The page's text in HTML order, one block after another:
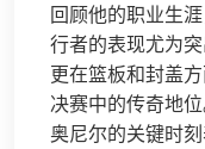
回顾他的职业生
行者的表现尤为
更在篮板和封盖
决赛中的传奇地位
奥尼尔的关键时